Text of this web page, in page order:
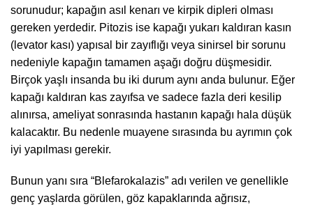
sorunudur; kapağın asıl kenarı ve kirpik dipleri olması
gereken yerdedir. Pitozis ise kapağı yukarı kaldıran kasın
(levator kası) yapısal bir zayıflığı veya sinirsel bir sorunu
nedeniyle kapağın tamamen aşağı doğru düşmesidir.
Birçok yaşlı insanda bu iki durum aynı anda bulunur. Eğer
kapağı kaldıran kas zayıfsa ve sadece fazla deri kesilip
alınırsa, ameliyat sonrasında hastanın kapağı hala düşük
kalacaktır. Bu nedenle muayene sırasında bu ayrımın çok
iyi yapılması gerekir.
Bunun yanı sıra “Blefarokalazis” adı verilen ve genellikle
genç yaşlarda görülen, göz kapaklarında ağrısız,